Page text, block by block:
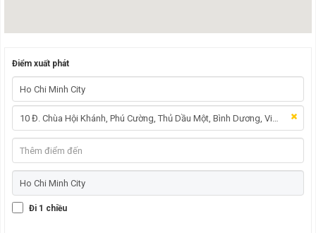
Điểm xuất phát
Đi 1 chiều